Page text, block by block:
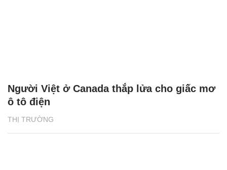
THỊ TRƯỜNG
Người Việt ở Canada thắp lửa cho giấc mơ
ô tô điện